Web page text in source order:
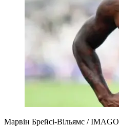
Марвін Брейсі-Вільямс / IMAGO